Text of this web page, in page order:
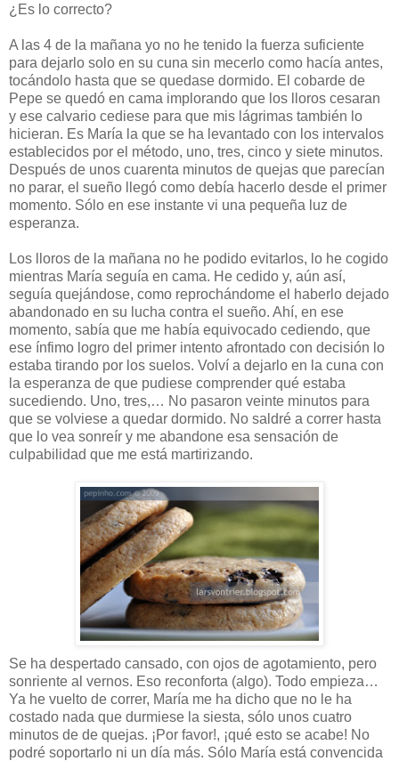
¿Es lo correcto?
A las 4 de la mañana yo no he tenido la fuerza suficiente
para dejarlo solo en su cuna sin mecerlo como hacía antes,
tocándolo hasta que se quedase dormido. El cobarde de
Pepe se quedó en cama implorando que los lloros cesaran
y ese calvario cediese para que mis lágrimas también lo
hicieran. Es María la que se ha levantado con los intervalos
establecidos por el método, uno, tres, cinco y siete minutos.
Después de unos cuarenta minutos de quejas que parecían
no parar, el sueño llegó como debía hacerlo desde el primer
momento. Sólo en ese instante vi una pequeña luz de
esperanza.
Los lloros de la mañana no he podido evitarlos, lo he cogido
mientras María seguía en cama. He cedido y, aún así,
seguía quejándose, como reprochándome el haberlo dejado
abandonado en su lucha contra el sueño. Ahí, en ese
momento, sabía que me había equivocado cediendo, que
ese ínfimo logro del primer intento afrontado con decisión lo
estaba tirando por los suelos. Volví a dejarlo en la cuna con
la esperanza de que pudiese comprender qué estaba
sucediendo. Uno, tres,… No pasaron veinte minutos para
que se volviese a quedar dormido. No saldré a correr hasta
que lo vea sonreír y me abandone esa sensación de
culpabilidad que me está martirizando.
Se ha despertado cansado, con ojos de agotamiento, pero
sonriente al vernos. Eso reconforta (algo). Todo empieza…
Ya he vuelto de correr, María me ha dicho que no le ha
costado nada que durmiese la siesta, sólo unos cuatro
minutos de de quejas. ¡Por favor!, ¡qué esto se acabe! No
podré soportarlo ni un día más. Sólo María está convencida